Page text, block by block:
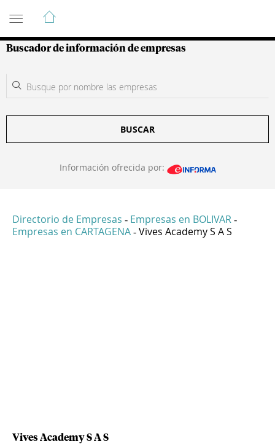
Guía de Empresas Colombianas
Buscador de información de empresas
BUSCAR
Información ofrecida por:
Directorio de Empresas - Empresas en BOLIVAR -
Empresas en CARTAGENA - Vives Academy S A S
Vives Academy S A S